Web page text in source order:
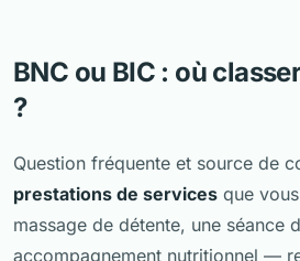
BNC ou BIC : où
?
Question fréquente et source de
prestations de services que
massage de détente, une séance
accompagnement nutritionnel —